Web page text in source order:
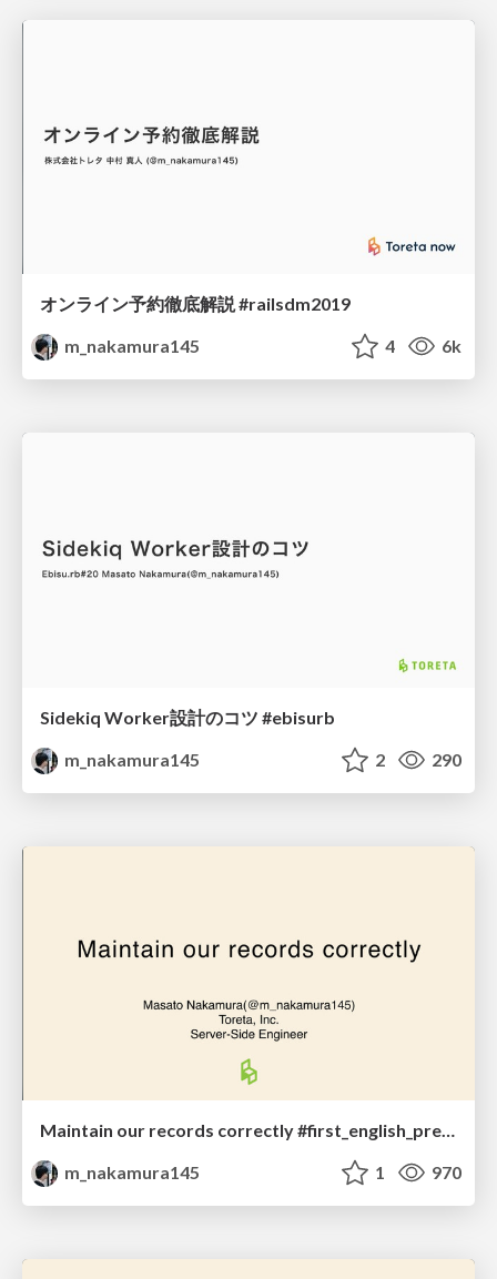
オンライン予約徹底解説 #railsdm2019
m_nakamura145
4 6k
Sidekiq Worker設計のコツ #ebisurb
m_nakamura145
2 290
Maintain our records correctly #first_english_presentation
m_nakamura145
1 970